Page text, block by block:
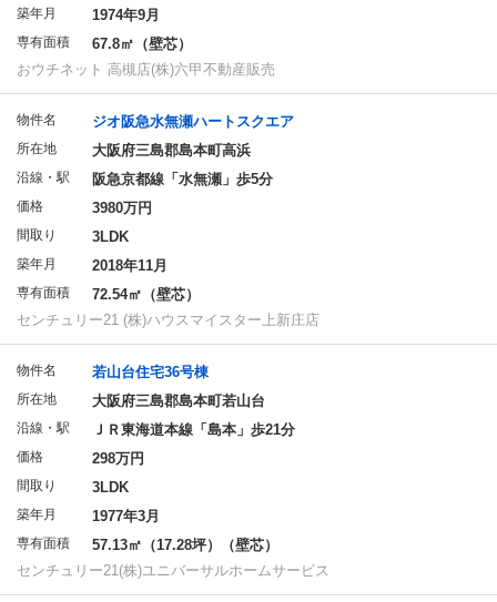
築年月 1974年9月
専有面積
67.8㎡（壁芯）
おウチネット 高槻店(株)六甲不動産販売
物件名 ジオ阪急水無瀬ハートスクエア
所在地 大阪府三島郡島本町高浜
沿線・駅 阪急京都線「水無瀬」歩5分
価格 3980万円
間取り 3LDK
築年月 2018年11月
専有面積
72.54㎡（壁芯）
センチュリー21 (株)ハウスマイスター上新庄店
物件名 若山台住宅36号棟
所在地 大阪府三島郡島本町若山台
沿線・駅 ＪＲ東海道本線「島本」歩21分
価格 298万円
間取り 3LDK
築年月 1977年3月
専有面積
57.13㎡（17.28坪）（壁芯）
センチュリー21(株)ユニバーサルホームサービス